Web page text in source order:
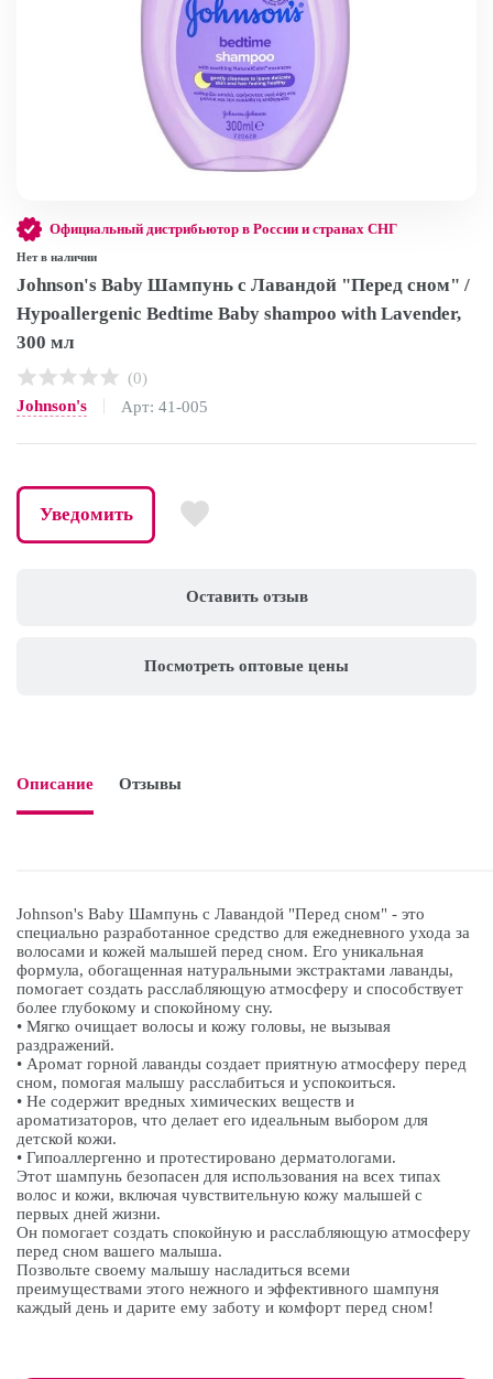
Оставить отзыв
Посмотреть оптовые цены
Официальный дистрибьютор в России и странах СНГ
Нет в наличии
Johnson's Baby Шампунь с Лавандой "Перед сном" /
Hypoallergenic Bedtime Baby shampoo with Lavender,
300 мл
(0)
Johnson's
Арт: 41-005
Уведомить
Описание Отзывы
Johnson's Baby Шампунь с Лавандой "Перед сном" - это
специально разработанное средство для ежедневного ухода за
волосами и кожей малышей перед сном. Его уникальная
формула, обогащенная натуральными экстрактами лаванды,
помогает создать расслабляющую атмосферу и способствует
более глубокому и спокойному сну.
• Мягко очищает волосы и кожу головы, не вызывая
раздражений.
• Аромат горной лаванды создает приятную атмосферу перед
сном, помогая малышу расслабиться и успокоиться.
• Не содержит вредных химических веществ и
ароматизаторов, что делает его идеальным выбором для
детской кожи.
• Гипоаллергенно и протестировано дерматологами.
Этот шампунь безопасен для использования на всех типах
волос и кожи, включая чувствительную кожу малышей с
первых дней жизни.
Он помогает создать спокойную и расслабляющую атмосферу
перед сном вашего малыша.
Позвольте своему малышу насладиться всеми
преимуществами этого нежного и эффективного шампуня
каждый день и дарите ему заботу и комфорт перед сном!